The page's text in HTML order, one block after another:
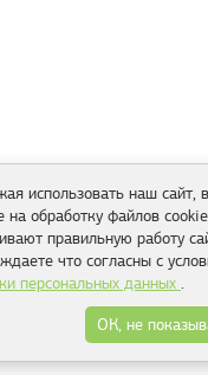
использовать наш сайт,
на обработку файлов
правильную работу
что согласны с
персональных данных .
ОК, не